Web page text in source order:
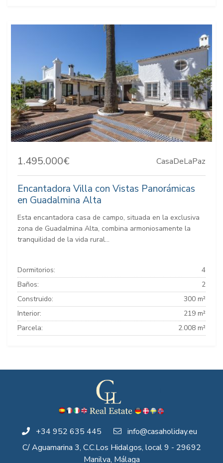
1.495.000€ CasaDeLaPaz
Encantadora Villa con Vistas Panorámicas
en Guadalmina Alta
Esta encantadora casa de campo, situada en la exclusiva
zona de Guadalmina Alta, combina armoniosamente la
tranquilidad de la vida rural...
Dormitorios:
4
Baños:
2
Construido:
300 m²
Interior:
219 m²
Parcela:
2.008 m²
+34 952 635 445
info@casaholiday.eu
C/ Aguamarina 3, C.C.Los Hidalgos, local 9 - 29692
Manilva, Málaga